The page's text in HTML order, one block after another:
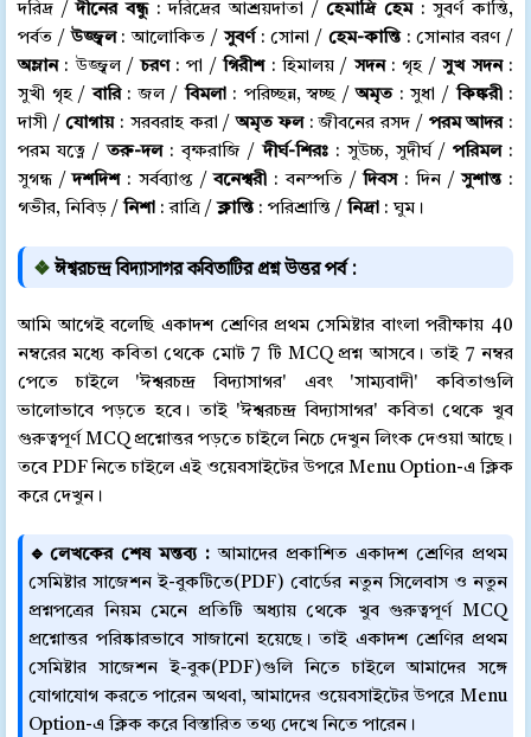
দরিদ্র /দীনের বন্ধু: দরিদ্রের আশ্রয়দাতা /হেমাদ্রি হেম: সুবর্ণ কান্তি,
পর্বত / উজ্জ্বল : আলোকিত / সুবর্ণ: সোনা / হেম-কান্তি: সোনার বরণ /
অম্লান : উজ্জ্বল /চরণ : পা /গিরীশ : হিমালয় / সদন : গৃহ /সুখ সদন:
সুখী গৃহ /বারি : জল / বিমলা : পরিচ্ছন্ন, স্বচ্ছ /অমৃত : সুধা / কিঙ্করী :
দাসী /যোগায় : সরবরাহ করা /অমৃত ফল : জীবনের রসদ / পরম আদর:
পরম যত্নে /তরু-দল: বৃক্ষরাজি /দীর্ঘ-শিরঃ: সুউচ্চ, সুদীর্ঘ / পরিমল :
সুগন্ধ /দশদিশ : সর্বব্যাপ্ত /বনেশ্বরী : বনস্পতি /দিবস : দিন /সুশান্ত :
গভীর, নিবিড় / নিশা : রাত্রি / ক্লান্তি : পরিশ্রান্তি / নিদ্রা : ঘুম।
❖ঈশ্বরচন্দ্র বিদ্যাসাগর কবিতাটির প্রশ্ন উত্তর পর্ব :
আমি আগেই বলেছি একাদশ শ্রেণির প্রথম সেমিষ্টার বাংলা পরীক্ষায় 40
নম্বরের মধ্যে কবিতা থেকে মোট 7 টি MCQ প্রশ্ন আসবে। তাই 7 নম্বর
পেতে চাইলে 'ঈশ্বরচন্দ্র বিদ্যাসাগর' এবং 'সাম্যবাদী' কবিতাগুলি
ভালোভাবে পড়তে হবে। তাই 'ঈশ্বরচন্দ্র বিদ্যাসাগর' কবিতা থেকে খুব
গুরুত্বপূর্ণ MCQ প্রশ্নোত্তর পড়তে চাইলে নিচে দেখুন লিংক দেওয়া আছে।
তবে PDF নিতে চাইলে এই ওয়েবসাইটের উপরে Menu Option-এ ক্লিক
করে দেখুন।
🔹লেখকের শেষ মন্তব্য :আমাদের প্রকাশিত একাদশ শ্রেণির প্রথম
সেমিষ্টার সাজেশন ই-বুকটিতে(PDF) বোর্ডের নতুন সিলেবাস ও নতুন
প্রশ্নপত্রের নিয়ম মেনে প্রতিটি অধ্যায় থেকে খুব গুরুত্বপূর্ণ MCQ
প্রশ্নোত্তর পরিষ্কারভাবে সাজানো হয়েছে। তাই একাদশ শ্রেণির প্রথম
সেমিষ্টার সাজেশন ই-বুক(PDF)গুলি নিতে চাইলে আমাদের সঙ্গে
যোগাযোগ করতে পারেন অথবা, আমাদের ওয়েবসাইটের উপরে Menu
Option-এ ক্লিক করে বিস্তারিত তথ্য দেখে নিতে পারেন।